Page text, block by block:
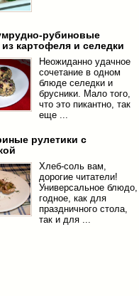
рубиновые
картофеля и селедки
Неожиданно удачное
сочетание в одном
блюде селедки и
брусники. Мало того,
что это пикантно, так
еще ...
рулетики с
Хлеб-соль вам,
дорогие читатели!
Универсальное блюдо,
годное, как для
праздничного стола,
так и для ...